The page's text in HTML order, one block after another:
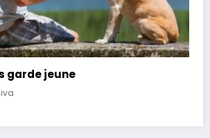
Conseils pour réduire le cortisol,
stress